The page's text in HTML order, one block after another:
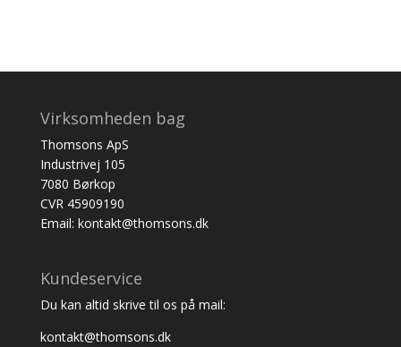
Virksomheden bag
Thomsons ApS
Industrivej 105
7080 Børkop
CVR 45909190
Email: kontakt@thomsons.dk
Kundeservice
Du kan altid skrive til os på mail:
kontakt@thomsons.dk